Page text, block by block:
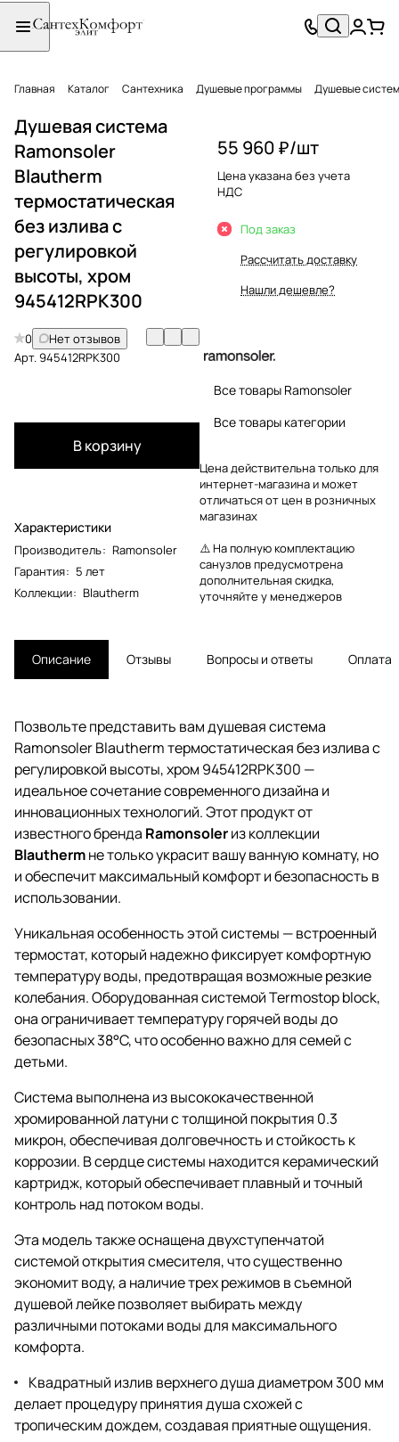
Главная Каталог Сантехника Душевые программы Душевые
Душевая система
Ramonsoler
Blautherm
термостатическая
без излива с
регулировкой
высоты, хром
945412RPK300
0
Нет отзывов
Арт.945412RPK300
В корзину
Характеристики
Производитель: Ramonsoler
Гарантия: 5 лет
Коллекции: Blautherm
55 960 ₽/шт
Цена указана без учета
НДС
Под заказ
Рассчитать доставку
Нашли дешевле?
Все товары Ramonsoler
Все товары категории
Цена действительна только для
интернет-магазина и может
отличаться от цен в розничных
магазинах
⚠️ На полную комплектацию
санузлов предусмотрена
дополнительная скидка,
уточняйте у менеджеров
Описание Отзывы Вопросы и ответы Оплата
Позвольте представить вам душевая система
Ramonsoler Blautherm термостатическая без излива с
регулировкой высоты, хром 945412RPK300 —
идеальное сочетание современного дизайна и
инновационных технологий. Этот продукт от
известного бренда Ramonsolerиз коллекции
Blauthermне только украсит вашу ванную комнату, но
и обеспечит максимальный комфорт и безопасность в
использовании.
Уникальная особенность этой системы — встроенный
термостат, который надежно фиксирует комфортную
температуру воды, предотвращая возможные резкие
колебания. Оборудованная системой Termostop block,
она ограничивает температуру горячей воды до
безопасных 38°C, что особенно важно для семей с
детьми.
Система выполнена из высококачественной
хромированной латуни с толщиной покрытия 0.3
микрон, обеспечивая долговечность и стойкость к
коррозии. В сердце системы находится керамический
картридж, который обеспечивает плавный и точный
контроль над потоком воды.
Эта модель также оснащена двухступенчатой
системой открытия смесителя, что существенно
экономит воду, а наличие трех режимов в съемной
душевой лейке позволяет выбирать между
различными потоками воды для максимального
комфорта.
Квадратный излив верхнего душа диаметром 300 мм
делает процедуру принятия душа схожей с
тропическим дождем, создавая приятные ощущения.